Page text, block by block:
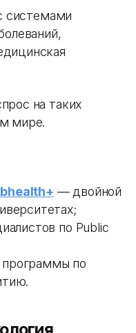
системами
на таких
мире.
— двойной
по Public
программы по